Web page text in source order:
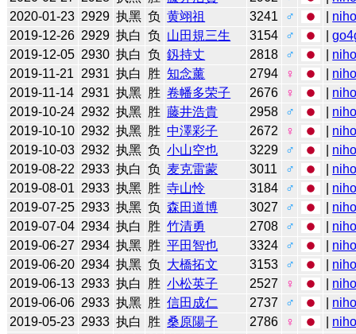
2020-01-23 2929 执黑 负 黄翊祖 3241 ♂
2019-12-26 2929 执白 负 山田規三生 3154 ♂ |
2019-12-05 2930 执白 负 釼持丈 2818 ♂
2019-11-21
2931 执白 胜 知念薰 2794 ♀
2019-11-14 2931 执黑 胜 卷幡多荣子 2676 ♀
2019-10-24 2932 执黑 胜 藤井浩貴 2958 ♂
2019-10-10 2932 执黑 胜 中澤彩子 2672 ♀
2019-10-03 2932 执黑 负 小山空也 3229 ♂
2019-08-22 2933 执白 负 麦克雷蒙 3011 ♂
2019-08-01 2933 执黑 胜 寺山怜 3184 ♂
2019-07-25 2933 执黑 负 森田道博 3027 ♂
2019-07-04 2934 执白 胜 竹清勇 2708 ♂
2019-06-27 2934 执黑 胜 平田智也 3324 ♂
2019-06-20 2934 执黑 负 大橋拓文 3153 ♂
2019-06-13 2933 执白 胜 小松英子 2527 ♀
2019-06-06 2933 执黑 胜 信田成仁 2737 ♂
2019-05-23 2933 执白 胜 桑原陽子 2786 ♀